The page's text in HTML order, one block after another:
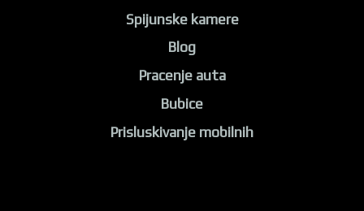
Spijunske kamere
Blog
Pracenje auta
Bubice
Prisluskivanje mobilnih